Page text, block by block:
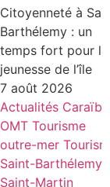
7 août 2026
Actualités
OMT Tourisme
outre-mer
Saint-Barthélemy
Saint-Martin